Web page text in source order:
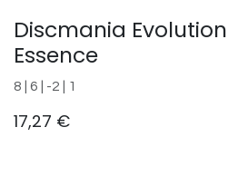
Discmania
Essence
8 | 6 | -2 | 1
17,27 €